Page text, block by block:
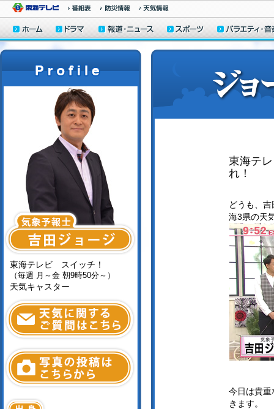
東海テ
れ！
どうも、
海3県の天
今日は貴重
きます。
東海テレビ スイッチ！
（毎週 月～金 朝9時50分～）
天気キャスター